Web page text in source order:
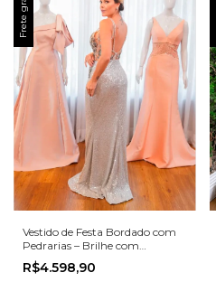
Frete grátis
Vestido de Festa Bordado com
Pedrarias – Brilhe com
Sofisticação e Elegância
R$4.598,90